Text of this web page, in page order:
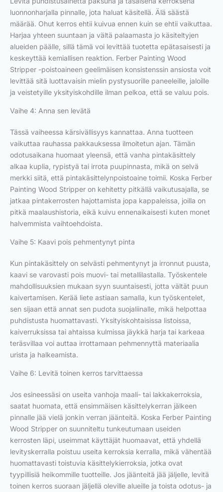
luonnonharjalla pinnalle, jota haluat käsitellä. Älä säästä
määrää. Ohut kerros ehtii kuivua ennen kuin se ehtii vaikuttaa.
Harjaa yhteen suuntaan ja vältä palaamasta jo käsiteltyjen
alueiden päälle, sillä tämä voi levittää tuotetta epätasaisesti ja
keskeyttää kemiallisen reaktion. Ferber Painting Wood
Stripper -poistoaineen geelimäisen konsistenssin ansiosta voit
levittää sitä luottavaisin mielin pystysuorille paneeleille, jaloille
ja veistetyille yksityiskohdille ilman pelkoa, että se valuu pois.
Vaihe 4: Anna sen levätä
Tässä vaiheessa kärsivällisyys kannattaa. Anna tuotteen
vaikuttaa rauhassa pakkauksessa ilmoitetun ajan. Tämän
odotusaikana huomaat yleensä, että vanha pintakäsittely
alkaa kuplia, rypistyä tai irrota puupinnasta, mikä on selvä
merkki siitä, että pintakäsittelynpoistoaine toimii. Koska Ferber
Painting Wood Stripper on kehitetty pitkällä vaikutusajalla, se
jatkaa pintakerrosten hajottamista jopa kappaleissa, joilla on
pitkä maalaushistoria, eikä kuivu ennenaikaisesti kuten monet
halvemmista vaihtoehdoista.
Vaihe 5: Kaavi pois pehmentynyt pinta
Kun pintakäsittely on selvästi pehmentynyt ja irronnut puusta,
kaavi se varovasti pois muovi- tai metallilastalla. Työskentele
mahdollisuuksien mukaan syyn suuntaisesti, jotta vältät puun
kaivertamisen. Kerää liete astiaan samalla, kun työskentelet,
sen sijaan että annat sen pudota suojaliinalle, mikä helpottaa
puhdistusta huomattavasti. Yksityiskohtaisissa listoissa,
kaiverruksissa tai ahtaissa kulmissa jäykkä harja tai karkeaa
teräsvillaa voi auttaa irrottamaan pehmennyttä materiaalia
urista ja halkeamista.
Vaihe 6: Levitä toinen kerros tarvittaessa
Jos esineessäsi on useita vanhoja maali- tai lakkakerroksia,
saatat huomata, että ensimmäisen käsittelykerran jälkeen
pinnalle jää vielä jonkin verran jäänteitä. Koska Ferber Painting
Wood Stripper on suunniteltu tunkeutumaan useiden
kerrosten läpi, useimmat käyttäjät huomaavat, että yhdellä
levityskerralla poistuu useita kerroksia kerralla, mikä vähentää
huomattavasti toistuvia käsittelykierroksia, jotka ovat
tyypillisiä heikommille tuotteille. Jos jäänteitä jää jäljelle, levitä
toinen kerros suoraan jäljellä oleville alueille ja toista odotus- ja